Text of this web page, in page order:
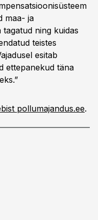
maa- ja
ning kuidas
teistes
esitab
ettepanekud täna
pollumajandus.ee.